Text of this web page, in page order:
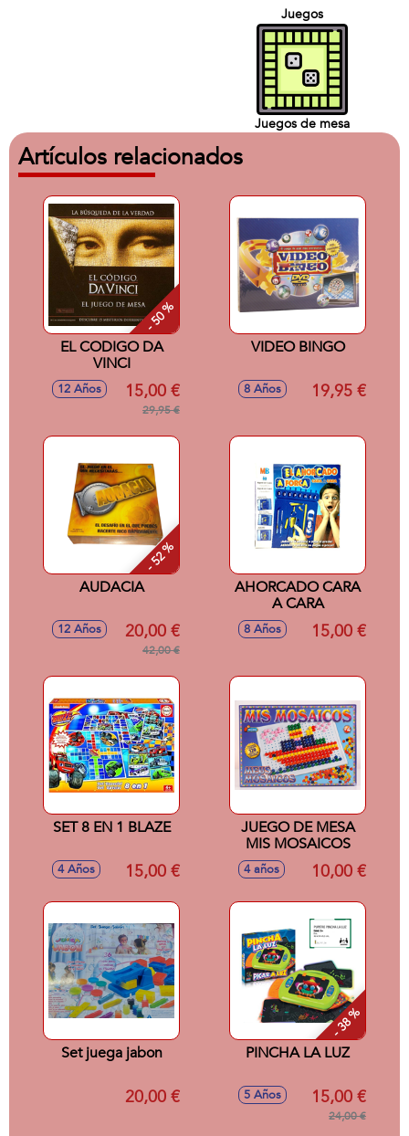
Juegos
Juegos de mesa
Artículos relacionados
- 50 %
EL CODIGO DA
VINCI
12 Años 15,00 €
29,95 €
VIDEO BINGO
8 Años 19,95 €
- 52 %
AUDACIA
12 Años 20,00 €
42,00 €
AHORCADO CARA
A CARA
8 Años 15,00 €
SET 8 EN 1 BLAZE
4 Años 15,00 €
JUEGO DE MESA
MIS MOSAICOS
4 años 10,00 €
Set juega jabon
20,00 €
- 38 %
PINCHA LA LUZ
5 Años 15,00 €
24,00 €